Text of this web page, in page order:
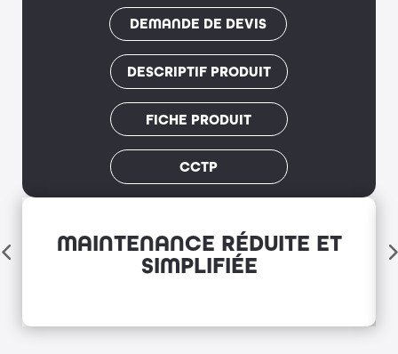
DEMANDE DE DEVIS
DESCRIPTIF PRODUIT
FICHE PRODUIT
CCTP
MAINTENANCE RÉDUITE ET
SIMPLIFIÉE